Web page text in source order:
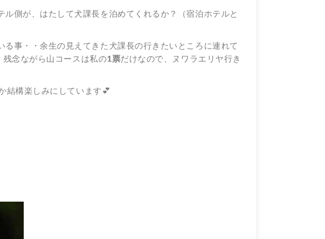
側が、はたして犬課長を泊めてくれるか？（宿泊ホテルと
事・・余生の見えてきた犬課長の行きたいところに連れて
念ながら山コースは私の1票だけなので、ヌワラエリヤ行き
結構楽しみにしています💕